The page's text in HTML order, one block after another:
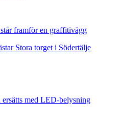
Stora torget i Södertälje
med LED-belysning